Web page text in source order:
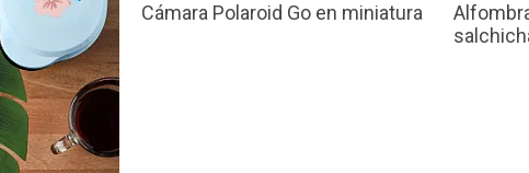
Cámara Polaroid Go en miniatura